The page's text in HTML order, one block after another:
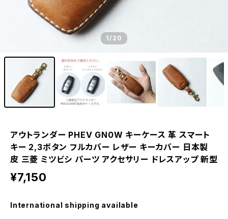
1/20
アウトランダー PHEV GN0W キーケース 革 スマート
キー 2,3ボタン フルカバー レザー キーカバー 日本製
皮 三菱 ミツビシ パーツ アクセサリー ドレスアップ 新型
¥7,150
International shipping available